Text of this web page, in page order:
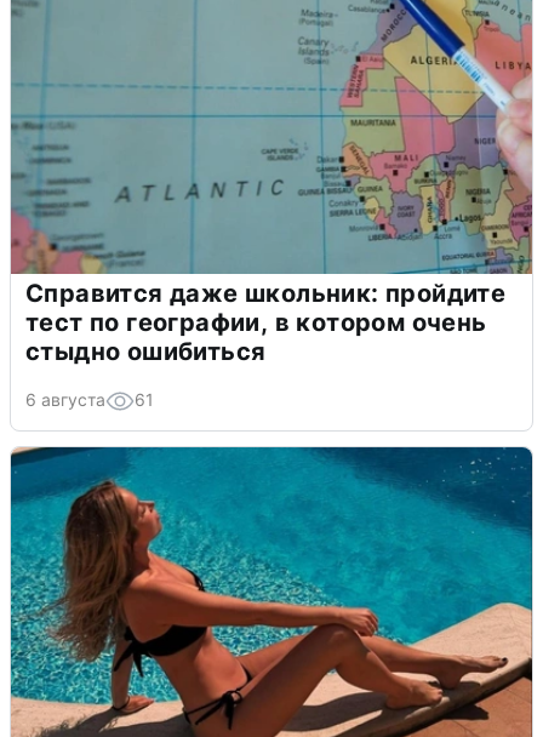
Справится даже школьник: пройдите
тест по географии, в котором очень
стыдно ошибиться
6 августа 61